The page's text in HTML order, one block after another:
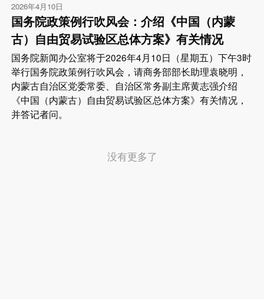
2026年4月10日
国务院政策例行吹风会：介绍《中国（内蒙
古）自由贸易试验区总体方案》有关情况
国务院新闻办公室将于2026年4月10日（星期五）下午3时
举行国务院政策例行吹风会，请商务部部长助理袁晓明，
内蒙古自治区党委常委、自治区常务副主席黄志强介绍
《中国（内蒙古）自由贸易试验区总体方案》有关情况，
并答记者问。
没有更多了